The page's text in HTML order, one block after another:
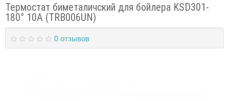
Термостат биметаличский для бойлера KSD301-
180° 10A (TRB006UN)
0 отзывов